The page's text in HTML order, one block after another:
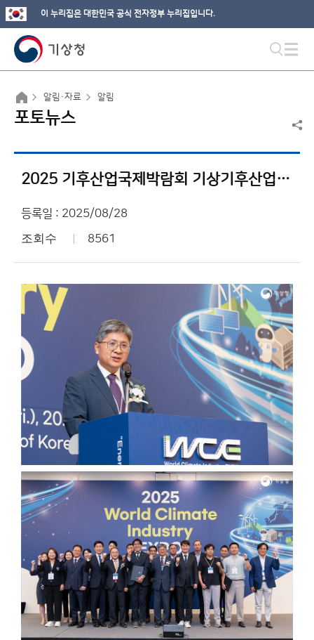
이 누리집은 대한민국 공식 전자정부 누리집입니다.
알림·자료 알림
포토뉴스
2025 기후산업국제박람회 기상기후산업대전
등록일 : 2025/08/28
조회수 8561